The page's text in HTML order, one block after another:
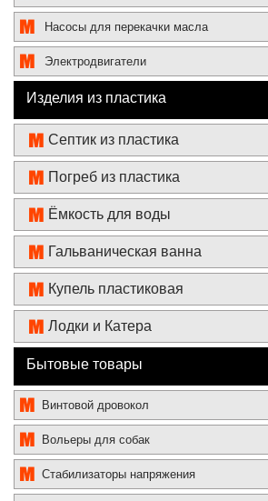
Насосы для перекачки масла
Электродвигатели
Изделия из пластика
Септик из пластика
Погреб из пластика
Ёмкость для воды
Гальваническая ванна
Купель пластиковая
Лодки и Катера
Бытовые товары
Винтовой дровокол
Вольеры для собак
Стабилизаторы напряжения